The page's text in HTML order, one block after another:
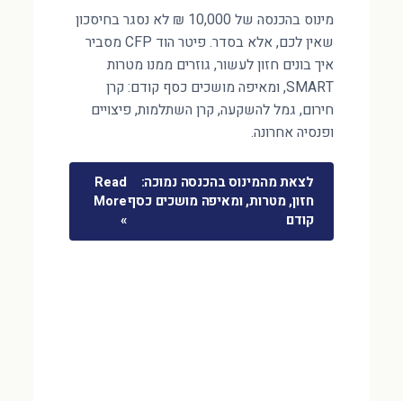
מינוס בהכנסה של 10,000 ₪ לא נסגר בחיסכון
שאין לכם, אלא בסדר. פיטר הוד CFP מסביר
איך בונים חזון לעשור, גוזרים ממנו מטרות
SMART, ומאיפה מושכים כסף קודם: קרן
חירום, גמל להשקעה, קרן השתלמות, פיצויים
ופנסיה אחרונה.
לצאת מהמינוס בהכנסה נמוכה:
חזון, מטרות, ומאיפה מושכים כסף
קודם
Read
More
»